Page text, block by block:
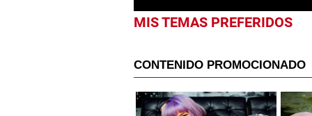
MIS TEMAS PREFERIDOS